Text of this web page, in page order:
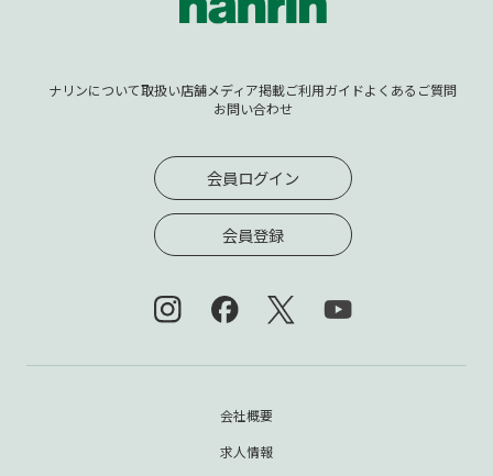
ナリンについて取扱い店舗メディア掲載ご利用ガイドよくあるご質問
お問い合わせ
会員ログイン
会員登録
会社概要
求人情報